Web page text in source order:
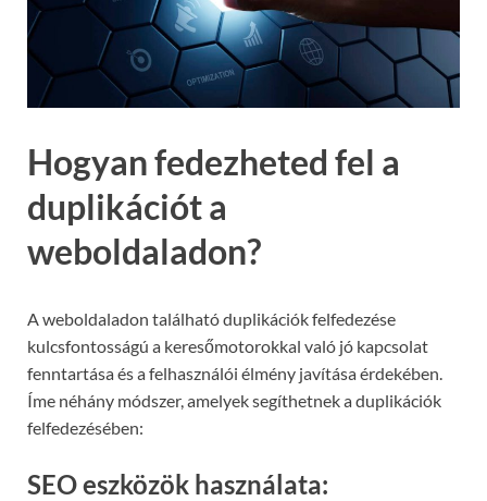
Hogyan fedezheted fel a
duplikációt a
weboldaladon?
A weboldaladon található duplikációk felfedezése
kulcsfontosságú a keresőmotorokkal való jó kapcsolat
fenntartása és a felhasználói élmény javítása érdekében.
Íme néhány módszer, amelyek segíthetnek a duplikációk
felfedezésében:
SEO eszközök használata: